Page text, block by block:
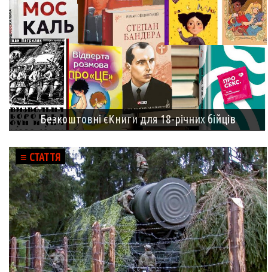
Безкоштовні єКниги для 18-річних бійців
≡ СТАТТЯ